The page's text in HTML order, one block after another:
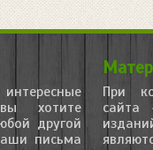
хотите
другой
письма
При
сайта